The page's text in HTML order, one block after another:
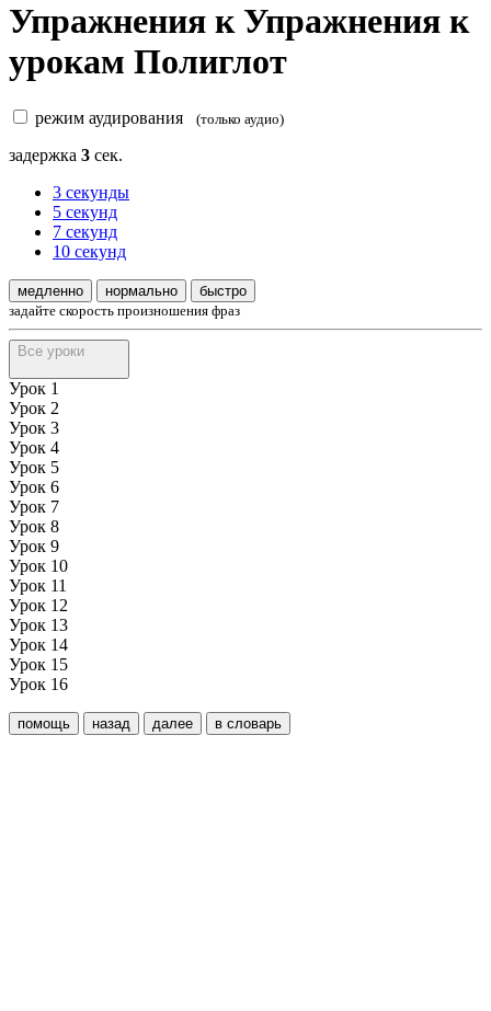
Упражнения к Упражнения к
урокам Полиглот
режим аудирования (только аудио)
задержка 3 сек.
3 секунды
5 секунд
7 секунд
10 секунд
медленно нормально
быстро
задайте скорость произношения фраз
Все уроки
Урок 1
Урок 2
Урок 3
Урок 4
Урок 5
Урок 6
Урок 7
Урок 8
Урок 9
Урок 10
Урок 11
Урок 12
Урок 13
Урок 14
Урок 15
Урок 16
помощь назад далее в словарь